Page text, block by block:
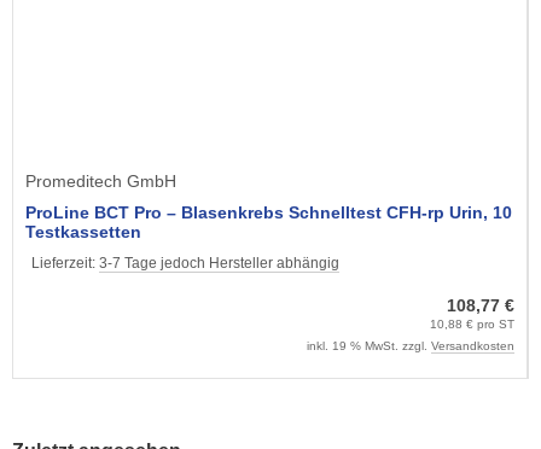
Promeditech GmbH
ProLine BCT Pro – Blasenkrebs Schnelltest CFH-rp Urin, 10
Testkassetten
Lieferzeit: 3-7 Tage jedoch Hersteller abhängig
108,77 €
10,88 € pro ST
inkl. 19 % MwSt. zzgl. Versandkosten